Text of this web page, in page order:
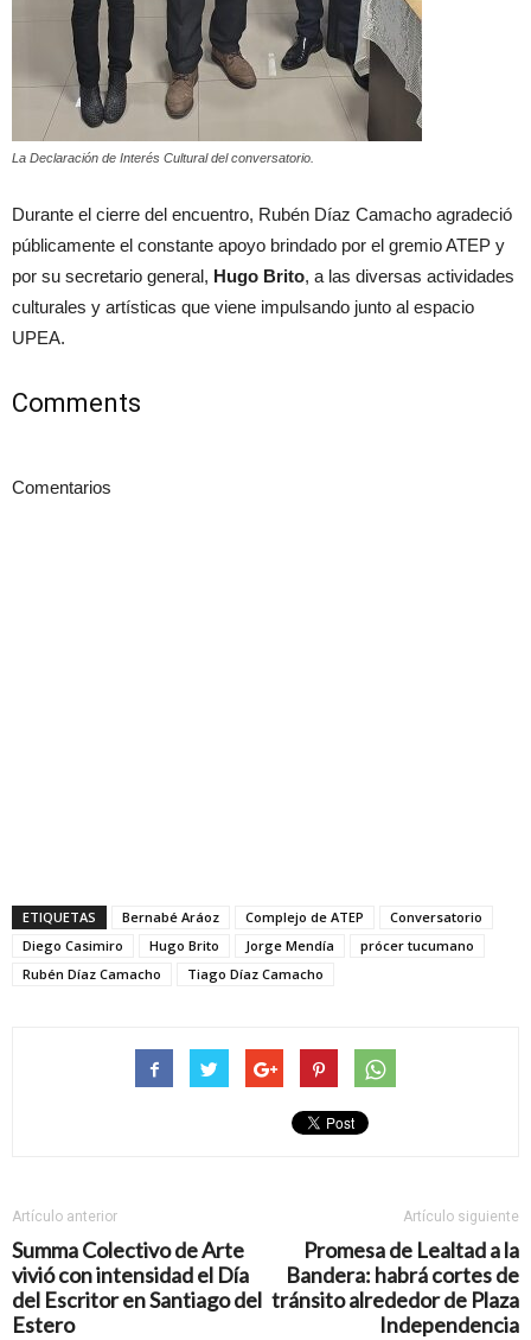
La Declaración de Interés Cultural del conversatorio.
Durante el cierre del encuentro, Rubén Díaz Camacho agradeció
públicamente el constante apoyo brindado por el gremio ATEP y
por su secretario general, Hugo Brito, a las diversas actividades
culturales y artísticas que viene impulsando junto al espacio
UPEA.
Comments
Comentarios
ETIQUETAS Bernabé Aráoz Complejo de ATEP
Conversatorio
Diego Casimiro
Hugo Brito Jorge Mendía
prócer tucumano
Rubén Díaz Camacho
Tiago Díaz Camacho
Artículo anterior
Summa Colectivo de Arte
vivió con intensidad el Día
del Escritor en Santiago del
Estero
Artículo siguiente
Promesa de Lealtad a la
Bandera: habrá cortes de
tránsito alrededor de Plaza
Independencia